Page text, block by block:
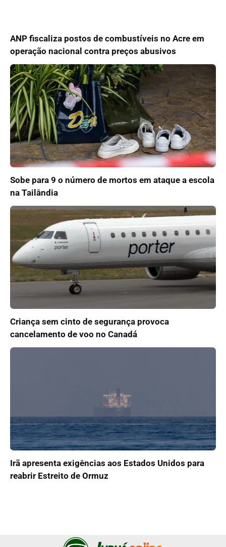
ANP fiscaliza postos de combustíveis no Acre em
operação nacional contra preços abusivos
Sobe para 9 o número de mortos em ataque a escola
na Tailândia
Criança sem cinto de segurança provoca
cancelamento de voo no Canadá
Irã apresenta exigências aos Estados Unidos para
reabrir Estreito de Ormuz